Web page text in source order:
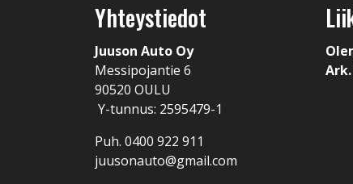
Yhteystiedot
Juuson Auto Oy
Messipojantie 6
90520 OULU
Y-tunnus: 2595479-1
Puh. 0400 922 911
juusonauto@gmail.com